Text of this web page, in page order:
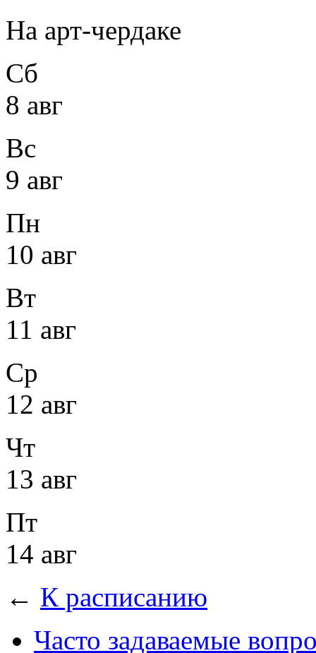
На арт-чердаке
Сб
8 авг
Вс
9 авг
Пн
10 авг
Вт
11 авг
Ср
12 авг
Чт
13 авг
Пт
14 авг
← К расписанию
Часто задаваемые